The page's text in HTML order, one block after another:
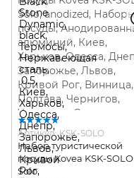
Артикул: KSK-SOLO
Набор туристической
посуды Kovea KSK-SOLO
Solo